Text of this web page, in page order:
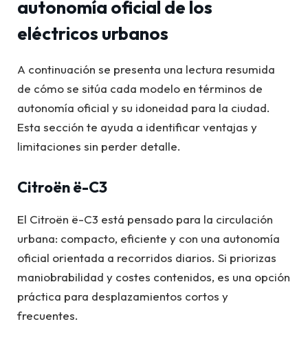
autonomía oficial de los
eléctricos urbanos
A continuación se presenta una lectura resumida
de cómo se sitúa cada modelo en términos de
autonomía oficial y su idoneidad para la ciudad.
Esta sección te ayuda a identificar ventajas y
limitaciones sin perder detalle.
Citroën ë-C3
El Citroën ë-C3 está pensado para la circulación
urbana: compacto, eficiente y con una autonomía
oficial orientada a recorridos diarios. Si priorizas
maniobrabilidad y costes contenidos, es una opción
práctica para desplazamientos cortos y
frecuentes.